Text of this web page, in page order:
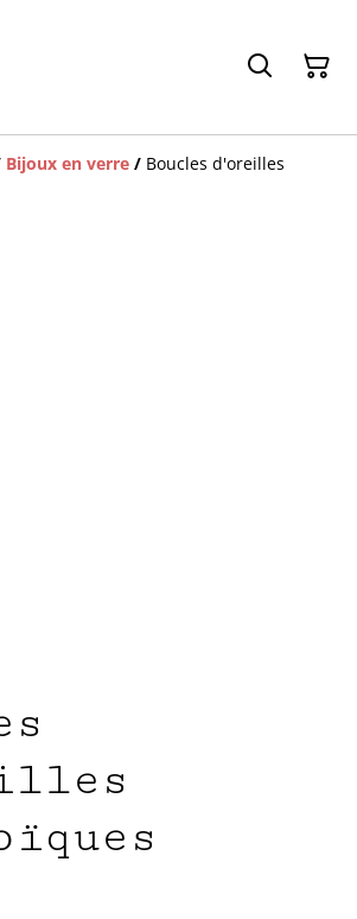
Bijoux en verre / Boucles d'oreilles